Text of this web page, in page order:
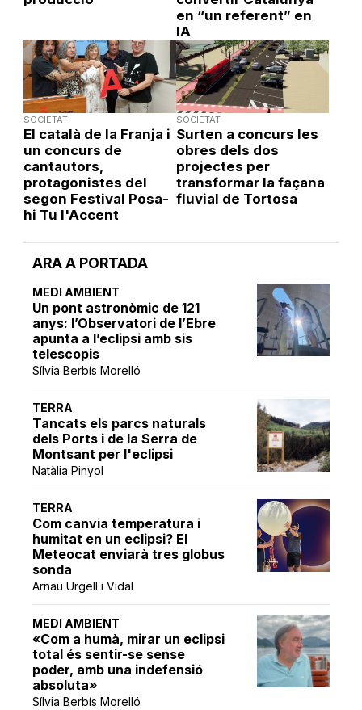
ARA A PORTADA
MEDI AMBIENT
Un pont astronòmic de 121
anys: l’Observatori de l’Ebre
apunta a l’eclipsi amb sis
telescopis
Sílvia Berbís Morelló
TERRA
Tancats els parcs naturals
dels Ports i de la Serra de
Montsant per l'eclipsi
Natàlia Pinyol
TERRA
Com canvia temperatura i
humitat en un eclipsi? El
Meteocat enviarà tres globus
sonda
Arnau Urgell i Vidal
MEDI AMBIENT
«Com a humà, mirar un eclipsi
total és sentir-se sense
poder, amb una indefensió
absoluta»
Sílvia Berbís Morelló
en “un referent” en
IA
SOCIETAT
El català de la Franja i
un concurs de
cantautors,
protagonistes del
segon Festival Posa-
hi Tu l'Accent
SOCIETAT
Surten a concurs les
obres dels dos
projectes per
transformar la façana
fluvial de Tortosa